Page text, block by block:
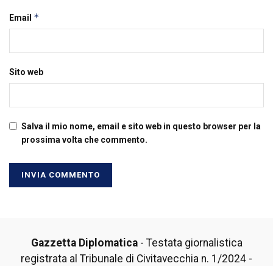
Email *
Sito web
Salva il mio nome, email e sito web in questo browser per la
prossima volta che commento.
Gazzetta Diplomatica- Testata giornalistica
registrata al Tribunale di Civitavecchia n. 1/2024 -